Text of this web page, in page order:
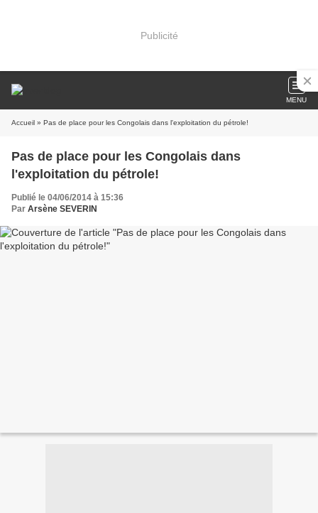
Publicité
MENU
Accueil » Pas de place pour les Congolais dans l'exploitation du pétrole!
Pas de place pour les Congolais dans
l'exploitation du pétrole!
Publié le 04/06/2014 à 15:36
Par Arsène SEVERIN